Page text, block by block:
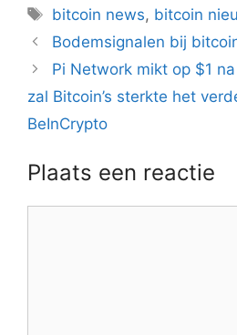
Tags
bitcoin news, bitcoin
Berichtnavigatie
Bodemsignalen bij
Pi Network mikt op $1
zal Bitcoin’s sterkte het
BeInCrypto
Plaats een reactie